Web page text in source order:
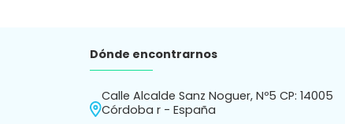
Dónde encontrarnos
Calle Alcalde Sanz Noguer, Nº5 CP: 14005
Córdoba r - España